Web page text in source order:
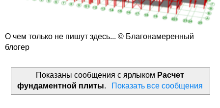
О чем только не пишут здесь... © Благонамеренный
блогер
Показаны сообщения с ярлыком Расчет
фундаментной плиты. Показать все сообщения